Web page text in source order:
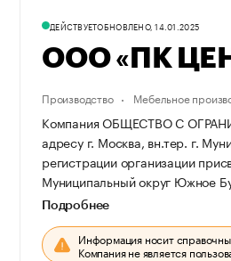
ДЕЙСТВУЕТОБНОВЛЕНО, 14.01.2025
ООО «ПК
Производство Мебельное
Компания ОБЩЕСТВО С
адресу г. Москва, вн.тер. г.
регистрации организации
Муниципальный округ Южное
Подробнее
Информация носит
Компания не является